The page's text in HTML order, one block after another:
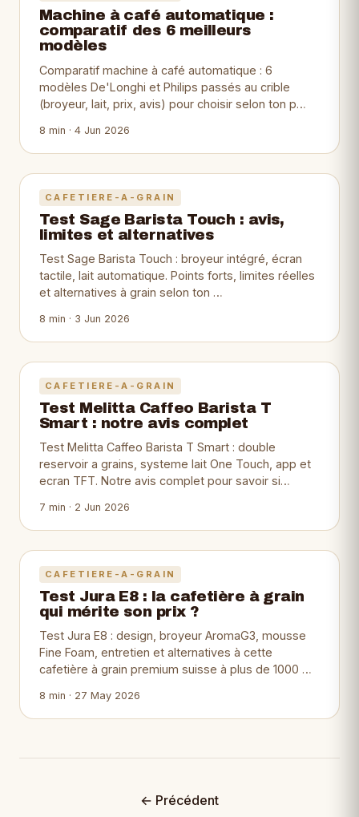
Machine à café automatique :
comparatif des 6 meilleurs
modèles
Comparatif machine à café automatique : 6
modèles De'Longhi et Philips passés au crible
(broyeur, lait, prix, avis) pour choisir selon ton p…
8 min · 4 Jun 2026
CAFETIERE-A-GRAIN
Test Sage Barista Touch : avis,
limites et alternatives
Test Sage Barista Touch : broyeur intégré, écran
tactile, lait automatique. Points forts, limites réelles
et alternatives à grain selon ton …
8 min · 3 Jun 2026
CAFETIERE-A-GRAIN
Test Melitta Caffeo Barista T
Smart : notre avis complet
Test Melitta Caffeo Barista T Smart : double
reservoir a grains, systeme lait One Touch, app et
ecran TFT. Notre avis complet pour savoir si…
7 min · 2 Jun 2026
CAFETIERE-A-GRAIN
Test Jura E8 : la cafetière à grain
qui mérite son prix ?
Test Jura E8 : design, broyeur AromaG3, mousse
Fine Foam, entretien et alternatives à cette
cafetière à grain premium suisse à plus de 1000 …
8 min · 27 May 2026
← Précédent